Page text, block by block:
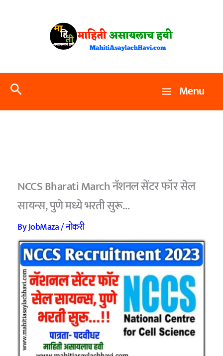
Search Menu
NCCS Bharati March नॅशनल सेंटर फॉर सेल
सायन्स, पुणे मध्ये भरती सुरू…
ByJobMaza/नोकरी